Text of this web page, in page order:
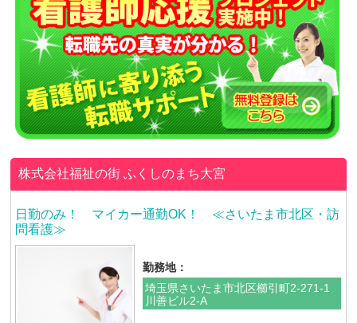
株式会社福祉の街ふくしのまち大宮
日勤のみ！ マイカー通勤OK！ ≪さいたま市北区・訪
問看護≫
勤務地：
埼玉県さいたま市北区櫛引町2-271-1
川善ビル2-A